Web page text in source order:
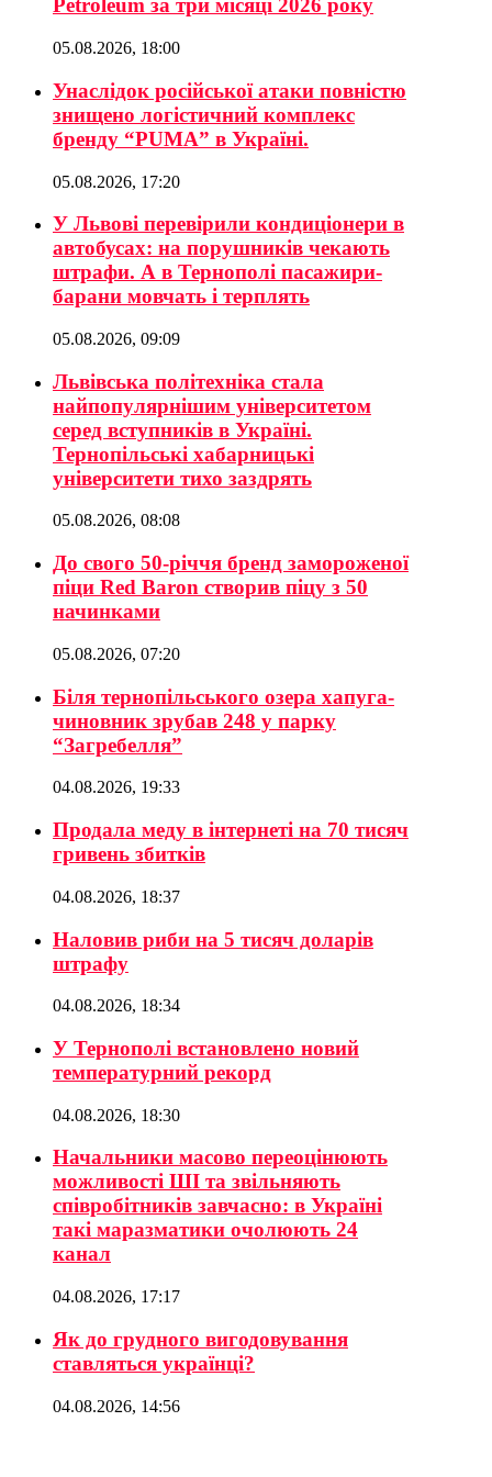
Petroleum за три місяці 2026 року
05.08.2026, 18:00
Унаслідок російської атаки повністю
знищено логістичний комплекс
бренду “PUMA” в Україні.
05.08.2026, 17:20
У Львові перевірили кондиціонери в
автобусах: на порушників чекають
штрафи. А в Тернополі пасажири-
барани мовчать і терплять
05.08.2026, 09:09
Львівська політехніка стала
найпопулярнішим університетом
серед вступників в Україні.
Тернопільські хабарницькі
університети тихо заздрять
05.08.2026, 08:08
До свого 50-річчя бренд замороженої
піци Red Baron створив піцу з 50
начинками
05.08.2026, 07:20
Біля тернопільського озера хапуга-
чиновник зрубав 248 у парку
“Загребелля”
04.08.2026, 19:33
Продала меду в інтернеті на 70 тисяч
гривень збитків
04.08.2026, 18:37
Наловив риби на 5 тисяч доларів
штрафу
04.08.2026, 18:34
У Тернополі встановлено новий
температурний рекорд
04.08.2026, 18:30
Начальники масово переоцінюють
можливості ШІ та звільняють
співробітників завчасно: в Україні
такі маразматики очолюють 24
канал
04.08.2026, 17:17
Як до грудного вигодовування
ставляться українці?
04.08.2026, 14:56